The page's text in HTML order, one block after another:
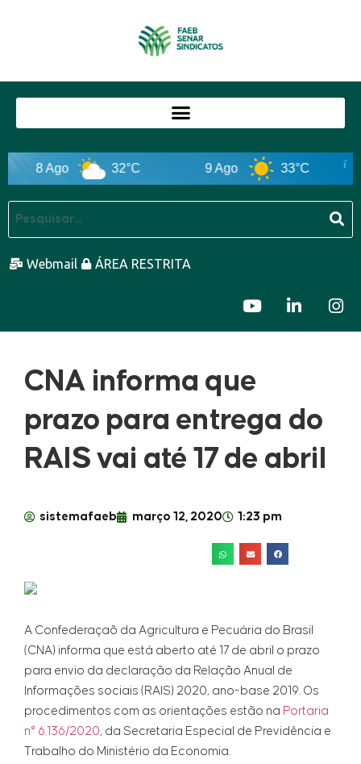
8 Ago 32°C 9 Ago 33°C
Webmail ÁREA RESTRITA
CNA informa que
prazo para entrega do
RAIS vai até 17 de abril
sistemafaeb março 12, 2020 1:23 pm
A Confederaçaõ da Agricultura e Pecuária do Brasil
(CNA) informa que está aberto até 17 de abril o prazo
para envio da declaração da Relação Anual de
Informações sociais (RAIS) 2020, ano-base 2019. Os
procedimentos com as orientações estão na Portaria
n° 6.136/2020, da Secretaria Especial de Previdência e
Trabalho do Ministério da Economia.